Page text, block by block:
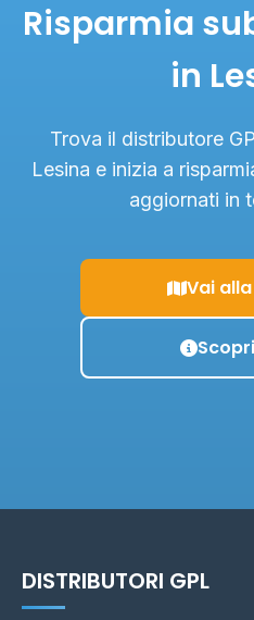
Risparmia
in
Trova il distributore
Lesina e inizia a
aggiornati in
Vai
DISTRIBUTORI GPL